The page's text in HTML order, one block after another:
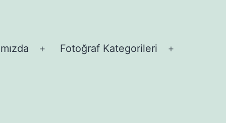
Menüyü
Fotoğraf Kategorileri